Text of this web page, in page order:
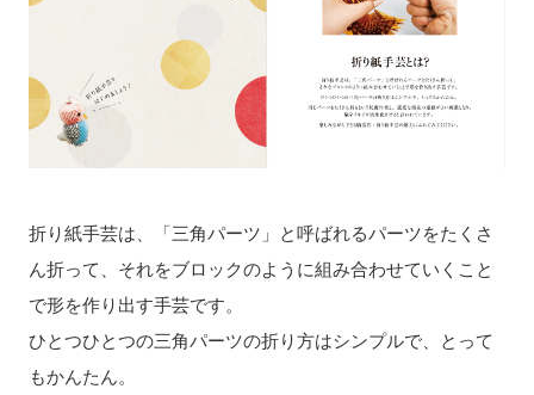
折り紙手芸は、「三角パーツ」と呼ばれるパーツをたくさ
ん折って、それをブロックのように組み合わせていくこと
で形を作り出す手芸です。
ひとつひとつの三角パーツの折り方はシンプルで、とって
もかんたん。